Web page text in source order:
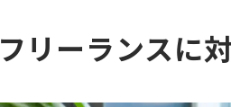
フリーランスに